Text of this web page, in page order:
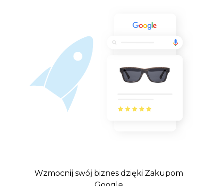
Wzmocnij swój biznes dzięki Zakupom